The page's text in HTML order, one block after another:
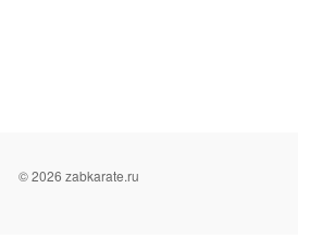
© 2026 zabkarate.ru